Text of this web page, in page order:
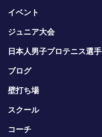
イベント
ジュニア大会
日本人男子プロテニス選手
ブログ
壁打ち場
スクール
コーチ